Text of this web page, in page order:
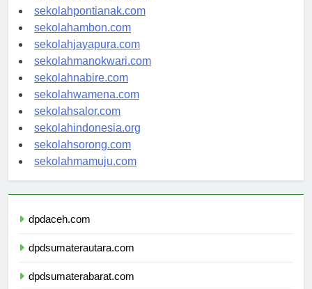
sekolahbanjarbaru.com
sekolahpontianak.com
sekolahambon.com
sekolahjayapura.com
sekolahmanokwari.com
sekolahnabire.com
sekolahwamena.com
sekolahsalor.com
sekolahindonesia.org
sekolahsorong.com